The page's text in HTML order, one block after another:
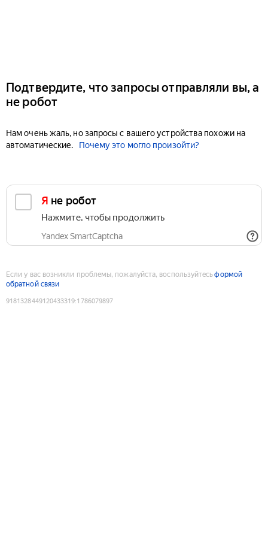
Подтвердите, что запросы отправляли вы, а
не робот
Нам очень жаль, но запросы с вашего устройства похожи на
автоматические.
Почему это могло произойти?
Я не робот
Нажмите, чтобы продолжить
Yandex SmartCaptcha
Если у вас возникли проблемы, пожалуйста, воспользуйтесьформой
обратной связи
9181328449120433319:1786079897